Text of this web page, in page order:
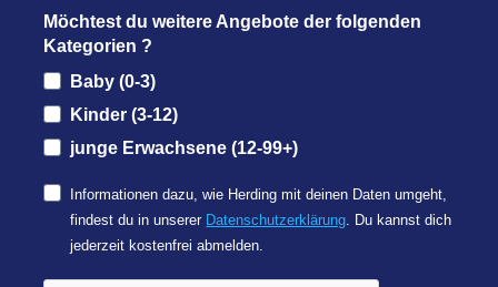
Möchtest du weitere Angebote der folgenden
Kategorien ?
Baby (0-3)
Kinder (3-12)
junge Erwachsene (12-99+)
Informationen dazu, wie Herding mit deinen Daten umgeht,
findest du in unserer Datenschutzerklärung . Du kannst dich
jederzeit kostenfrei abmelden.